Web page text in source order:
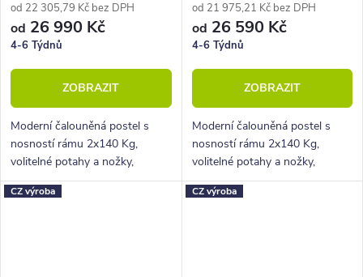
od 22 305,79 Kč bez DPH
od 26 990 Kč
4-6 Týdnů
ZOBRAZIT
Moderní čalouněná postel s
nosností rámu 2x140 Kg,
volitelné potahy a nožky,
hluboký úložný prostor.
od 21 975,21 Kč bez DPH
od 26 590 Kč
4-6 Týdnů
ZOBRAZIT
Moderní čalouněná postel s
nosností rámu 2x140 Kg,
volitelné potahy a nožky,
hluboký úložný prostor.
CZ výroba CZ výroba